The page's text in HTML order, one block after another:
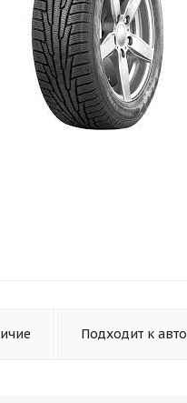
Подходит к авто